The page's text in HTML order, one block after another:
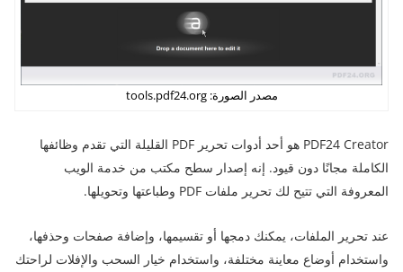
مصدر الصورة: tools.pdf24.org
PDF24 Creator هو أحد أدوات تحرير PDF القليلة التي تقدم وظائفها
الكاملة مجانًا دون قيود. إنه إصدار سطح مكتب من خدمة الويب
المعروفة التي تتيح لك تحرير ملفات PDF وطباعتها وتحويلها.
عند تحرير الملفات، يمكنك دمجها أو تقسيمها، وإضافة صفحات وحذفها،
واستخدام أوضاع معاينة مختلفة، واستخدام خيار السحب والإفلات لراحتك